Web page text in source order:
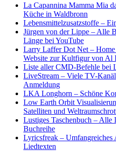
La Capannina Mamma Mia
Küche in Waldbronn
Lebensmittelzusatzstoffe –
Jürgen von der Lippe – Alle
Länge bei YouTube
Larry Laffer Dot Net –
Website zur Kultfigur von Al
Liste aller CMD-Befehle bei
LiveStream – Viele TV-
Anmeldung
LKA Longhorn – Schöne
Low Earth Orbit
Satelliten und
Lustiges Taschenbuch – Alle
Buchreihe
Lyricsfreak – Umfangreiches
Liedtexten